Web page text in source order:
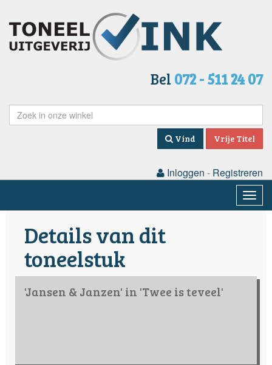
Bel 072 - 511 24 07
Vind Vrije Titel
Inloggen - Registreren
Details van dit
toneelstuk
'Jansen & Janzen' in 'Twee is teveel'